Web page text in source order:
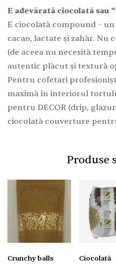
E adevărată ciocolată sau
E ciocolată compound –
cacao, lactate și zahăr. Nu
(de aceea nu necesită
autentic plăcut și textură
Pentru cofetari
maximă în interiorul
pentru DECOR (drip,
ciocolată couverture
Produse
Crunchy balls
Ciocolată